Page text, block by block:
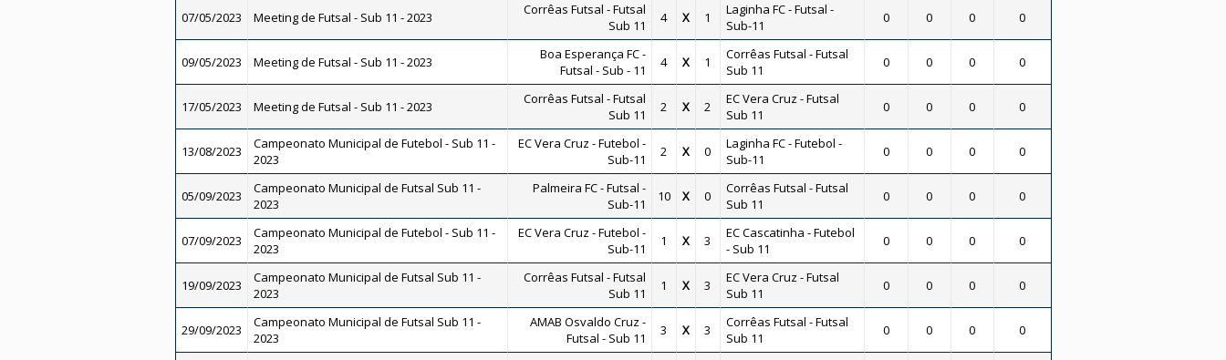
07/05/2023 Meeting de Futsal - Sub 11 - 2023
Corrêas Futsal - Futsal
Sub 11
4 X 1
Laginha FC - Futsal -
Sub-11
0 0 0 0
09/05/2023 Meeting de Futsal - Sub 11 - 2023
Boa Esperança FC -
Futsal - Sub - 11
4 X 1
Corrêas Futsal - Futsal
Sub 11
0 0 0 0
17/05/2023 Meeting de Futsal - Sub 11 - 2023
Corrêas Futsal - Futsal
Sub 11
2 X 2
EC Vera Cruz - Futsal
Sub 11
0 0 0 0
13/08/2023
Campeonato Municipal de Futebol - Sub 11 -
2023
EC Vera Cruz - Futebol -
Sub-11
2 X 0
Laginha FC - Futebol -
Sub-11
0 0 0 0
05/09/2023
Campeonato Municipal de Futsal Sub 11 -
2023
Palmeira FC - Futsal -
Sub-11
10 X 0
Corrêas Futsal - Futsal
Sub 11
0 0 0 0
07/09/2023
Campeonato Municipal de Futebol - Sub 11 -
2023
EC Vera Cruz - Futebol -
Sub-11
1 X 3
EC Cascatinha - Futebol
- Sub 11
0 0 0 0
19/09/2023
Campeonato Municipal de Futsal Sub 11 -
2023
Corrêas Futsal - Futsal
Sub 11
1 X 3
EC Vera Cruz - Futsal
Sub 11
0 0 0 0
29/09/2023
Campeonato Municipal de Futsal Sub 11 -
2023
AMAB Osvaldo Cruz -
Futsal - Sub 11
3 X 3
Corrêas Futsal - Futsal
Sub 11
0 0 0 0